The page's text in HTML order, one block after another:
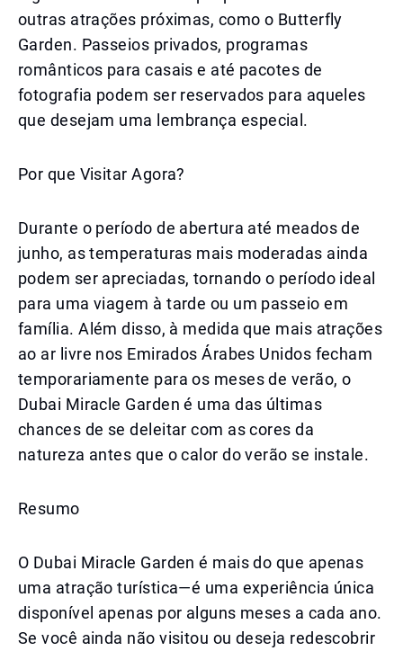
outras atrações próximas, como o Butterfly
Garden. Passeios privados, programas
românticos para casais e até pacotes de
fotografia podem ser reservados para aqueles
que desejam uma lembrança especial.
Por que Visitar Agora?
Durante o período de abertura até meados de
junho, as temperaturas mais moderadas ainda
podem ser apreciadas, tornando o período ideal
para uma viagem à tarde ou um passeio em
família. Além disso, à medida que mais atrações
ao ar livre nos Emirados Árabes Unidos fecham
temporariamente para os meses de verão, o
Dubai Miracle Garden é uma das últimas
chances de se deleitar com as cores da
natureza antes que o calor do verão se instale.
Resumo
O Dubai Miracle Garden é mais do que apenas
uma atração turística—é uma experiência única
disponível apenas por alguns meses a cada ano.
Se você ainda não visitou ou deseja redescobrir